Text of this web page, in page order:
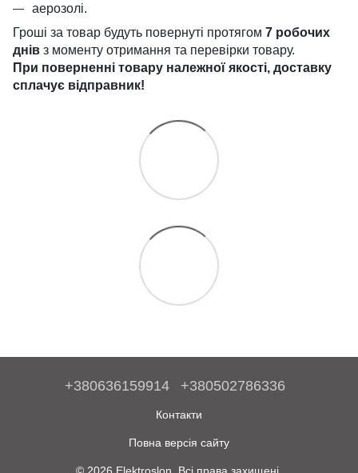
аерозолі.
Гроші за товар будуть повернуті протягом 7 робочих
днів з моменту отримання та перевірки товару.
При поверненні товару належної якості, доставку
сплачує відправник!
+380636159914 +380502786336
Контакти
Повна версія сайту